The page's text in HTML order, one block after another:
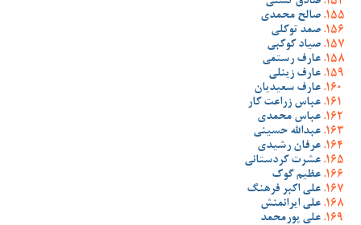
صالح محمدی
صمد توکلی
صیاد کوکبی
عارف رستمی
عارف زینلی
عارف سعیدیان
عباس زراعت کار
عباس محمدی
عبدالله حسینی
عرفان رشیدی
عشرت کردستانی
عظیم گوک
علی اکبر فرهنگ
علی ایرانمنش
علی پورمحمد